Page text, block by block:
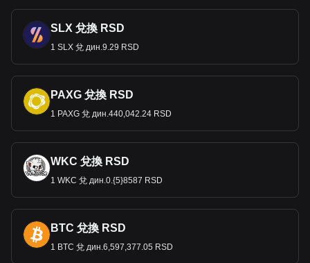
SLX 兌換 RSD
1 SLX 兌 дин.9.29 RSD
PAXG 兌換 RSD
1 PAXG 兌 дин.440,042.24 RSD
WKC 兌換 RSD
1 WKC 兌 дин.0.{5}8587 RSD
BTC 兌換 RSD
1 BTC 兌 дин.6,597,377.05 RSD